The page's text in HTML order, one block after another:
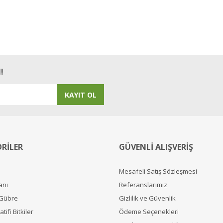
KAYIT OL
Bitkiler
GÜVENLİ ALIŞVERİŞ
Mesafeli Satış Sözleşmesi
Referanslarımız
Gizlilik ve Güvenlik
Ödeme Seçenekleri